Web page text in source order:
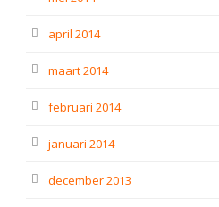
april 2014
maart 2014
februari 2014
januari 2014
december 2013